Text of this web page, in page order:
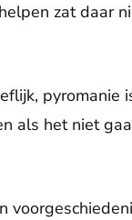
zat daar
pyromanie
als het niet